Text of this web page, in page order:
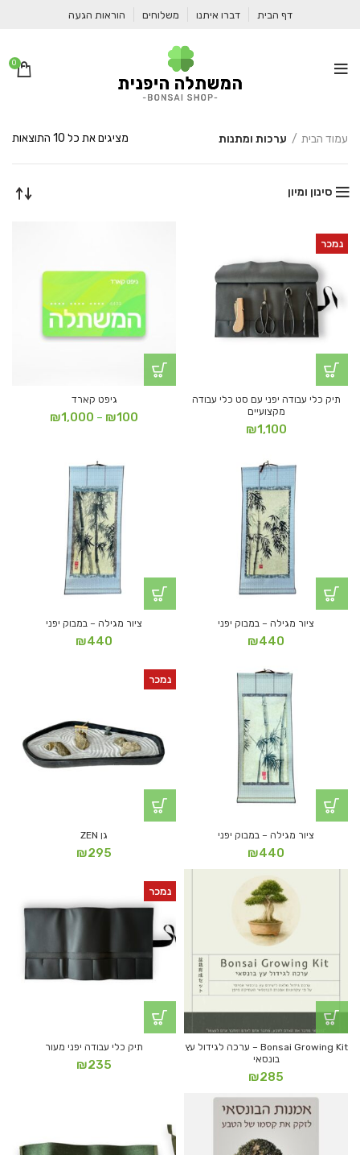
דף הבית דברו איתנו משלוחים הוראות הגעה
0
עמוד הבית ערכות ומתנות מציגים את כל ⁦10⁩ התוצאות
סינון ומיון
נמכר
תיק כלי עבודה יפני עם סט כלי עבודה
מקצועיים
₪1,100
גיפט קארד
₪100
–
₪1,000
ציור מגילה – במבוק יפני
₪440
ציור מגילה – במבוק יפני
₪440
ציור מגילה – במבוק יפני
₪440
נמכר
גן ZEN
₪295
Bonsai Growing Kit – ערכה לגידול עץ
בונסאי
₪285
נמכר
תיק כלי עבודה יפני מעור
₪235